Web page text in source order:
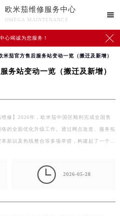
欧米茄维修服务中心
OMEGA MAINTENANCE

心竭诚为您服务！ 
米茄官方售后服务站变动一览（搬迁及新增）
务站变动一览（搬迁及新增）
维修】2026年，欧米茄中国区顺利完成全国售
络的全面优化升级工作。通过网点改造、服务拓
革新以及热线整合等多项举措，构建起了一个…
 2026-05-28